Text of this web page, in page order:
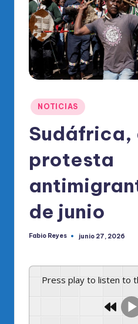
di
O
al
R
M
Publicado
en
NOTICIAS
Sudáfrica,
protesta
de junio
Publicado
Fabio Reyes junio 27, 2026
Press play to listen to